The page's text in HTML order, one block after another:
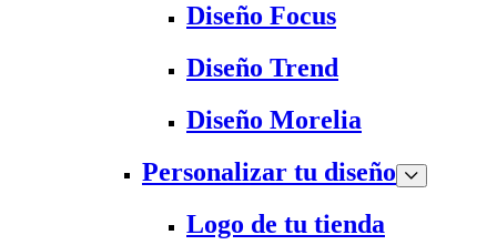
Diseño Focus
Diseño Trend
Diseño Morelia
Personalizar tu diseño
Logo de tu tienda